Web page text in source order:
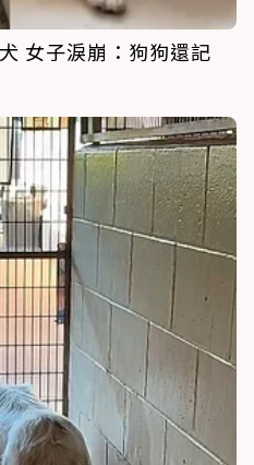
女子淚崩：狗狗還記